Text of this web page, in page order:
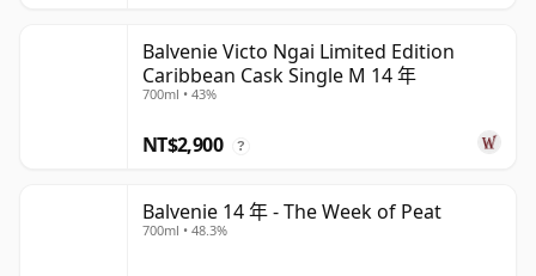
Balvenie Victo Ngai Limited Edition
Caribbean Cask Single M 14 年
700ml • 43%
NT$2,900 ?
Balvenie 14 年 - The Week of Peat
700ml • 48.3%